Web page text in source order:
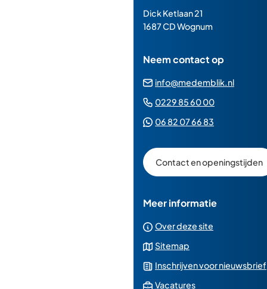
de
paginainhoud
Dick Ketlaan 21
1687 CD Wognum
Neem contact op
info@medemblik.nl
0229 85 60 00(Verwijst
06 82 07 66 83
een
Whatsapp
Contact en openingstijden
Meer informatie
Over deze site
Sitemap
Inschrijven voor nieuwsbrief
Vacatures(Verwijst